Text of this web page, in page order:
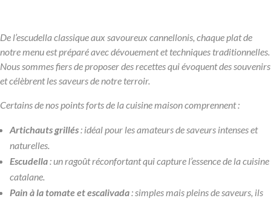
De l’escudella classique aux savoureux cannellonis, chaque plat de
notre menu est préparé avec dévouement et techniques traditionnelles.
Nous sommes fiers de proposer des recettes qui évoquent des souvenirs
et célèbrent les saveurs de notre terroir.
Certains de nos points forts de la cuisine maison comprennent :
Artichauts grillés : idéal pour les amateurs de saveurs intenses et
naturelles.
Escudella : un ragoût réconfortant qui capture l’essence de la cuisine
catalane.
Pain à la tomate et escalivada : simples mais pleins de saveurs, ils